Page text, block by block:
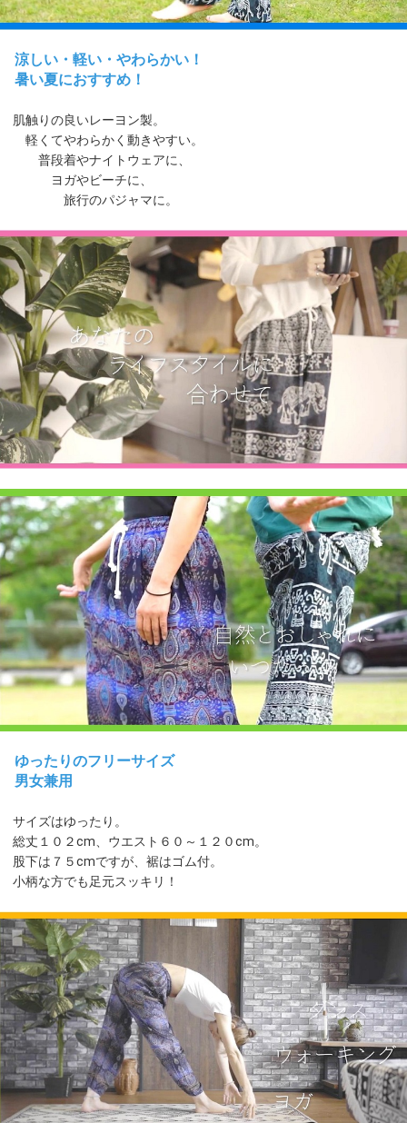
涼しい・軽い・やわらかい！
暑い夏におすすめ！
肌触りの良いレーヨン製。
軽くてやわらかく動きやすい。
普段着やナイトウェアに、
ヨガやビーチに、
旅行のパジャマに。
ゆったりのフリーサイズ
男女兼用
サイズはゆったり。
総丈１０２cm、ウエスト６０～１２０cm。
股下は７５cmですが、裾はゴム付。
小柄な方でも足元スッキリ！